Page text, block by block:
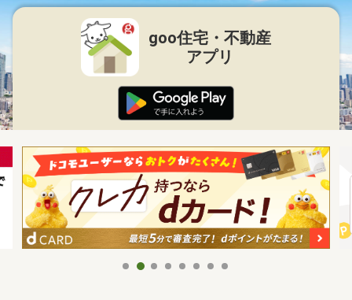
goo住宅・不動産
アプリ